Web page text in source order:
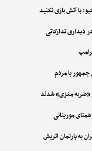
با آتش بازی نکنید
دیداری تدارکاتی
با مردم
«ضربه مغزی» شدند
موریتانی
به پارلمان اتریش